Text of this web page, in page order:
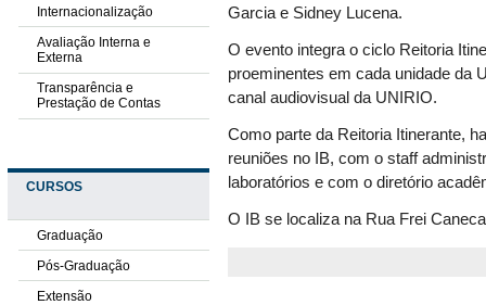
Internacionalização
Avaliação Interna e
Externa
Transparência e
Prestação de Contas
CURSOS
Graduação
Pós-Graduação
Extensão
Garcia e Sidney Lucena.
O evento integra o ciclo Reitoria
proeminentes em cada unidade da
canal audiovisual da UNIRIO.
Como parte da Reitoria Itinerante,
reuniões no IB, com o staff
laboratórios e com o diretório
O IB se localiza na Rua Frei